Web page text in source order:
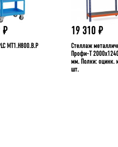
₽
МT1.H800.В.Р
19 310 ₽
Стеллаж
Профи-Т
мм. Полки: оцинк.
шт.